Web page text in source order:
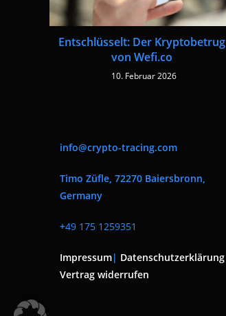
Entschlüsselt: Der Kryptobetrug
von Wefi.co
10. Februar 2026
info@crypto-tracing.com
Timo Züfle, 72270 Baiersbronn,
Germany
+49 175 1259351
Impressum| Datenschutzerklärung
Vertrag widerrufen